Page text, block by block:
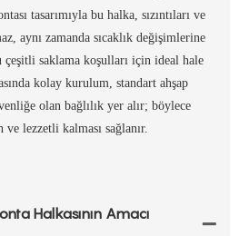
tasarımıyla bu halka, sızıntıları ve
aynı zamanda sıcaklık değişimlerine
çeşitli saklama koşulları için ideal hale
kolay kurulum, standart ahşap
olan bağlılık yer alır; böylece
lezzetli kalması sağlanır.
Halkasının Amacı